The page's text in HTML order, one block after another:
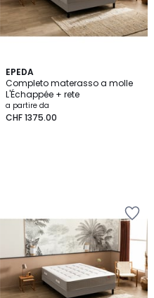
EPEDA
Completo materasso a molle
L'Échappée + rete
a partire da
CHF 1375.00